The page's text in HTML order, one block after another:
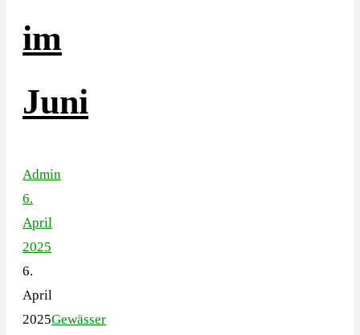
im
Juni
Admin
6.
April
2025
6.
April
2025Gewässer